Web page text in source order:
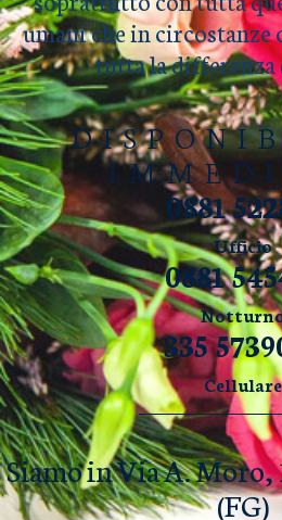
umani che in circostanze
tutta la differenza
0881
Ufficio
0881
335
Cellulare
Siamo in Via A. Moro,
(FG)